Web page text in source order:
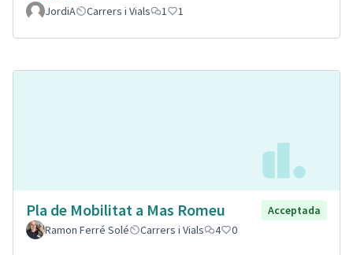
JordiA Carrers i Vials 1 1
Pla de Mobilitat a Mas Romeu
Acceptada
Ramon Ferré Solé
Carrers i Vials 4 0